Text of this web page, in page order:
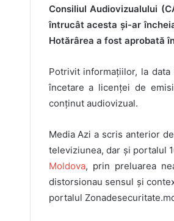
Consiliul Audiovizualului
întrucât acesta și-ar
Hotărârea a fost aprobată
Potrivit informațiilor, la
încetare a licenței de
conținut audiovizual.
Media Azi a scris anterior
televiziunea, dar și portalul
Moldova, prin preluarea
distorsionau sensul și
portalul